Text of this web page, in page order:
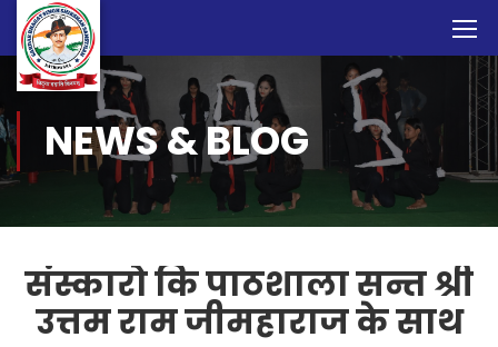
NEWS & BLOG
संस्कारो कि पाठशाला सन्त श्री
उत्तम राम जीमहाराज के साथ